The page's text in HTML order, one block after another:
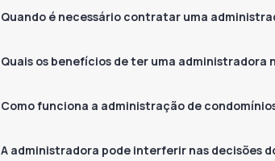
Quando é necessário contratar uma
Quais os benefícios de ter uma administradora
Como funciona a administração de
A administradora pode interferir nas decisões